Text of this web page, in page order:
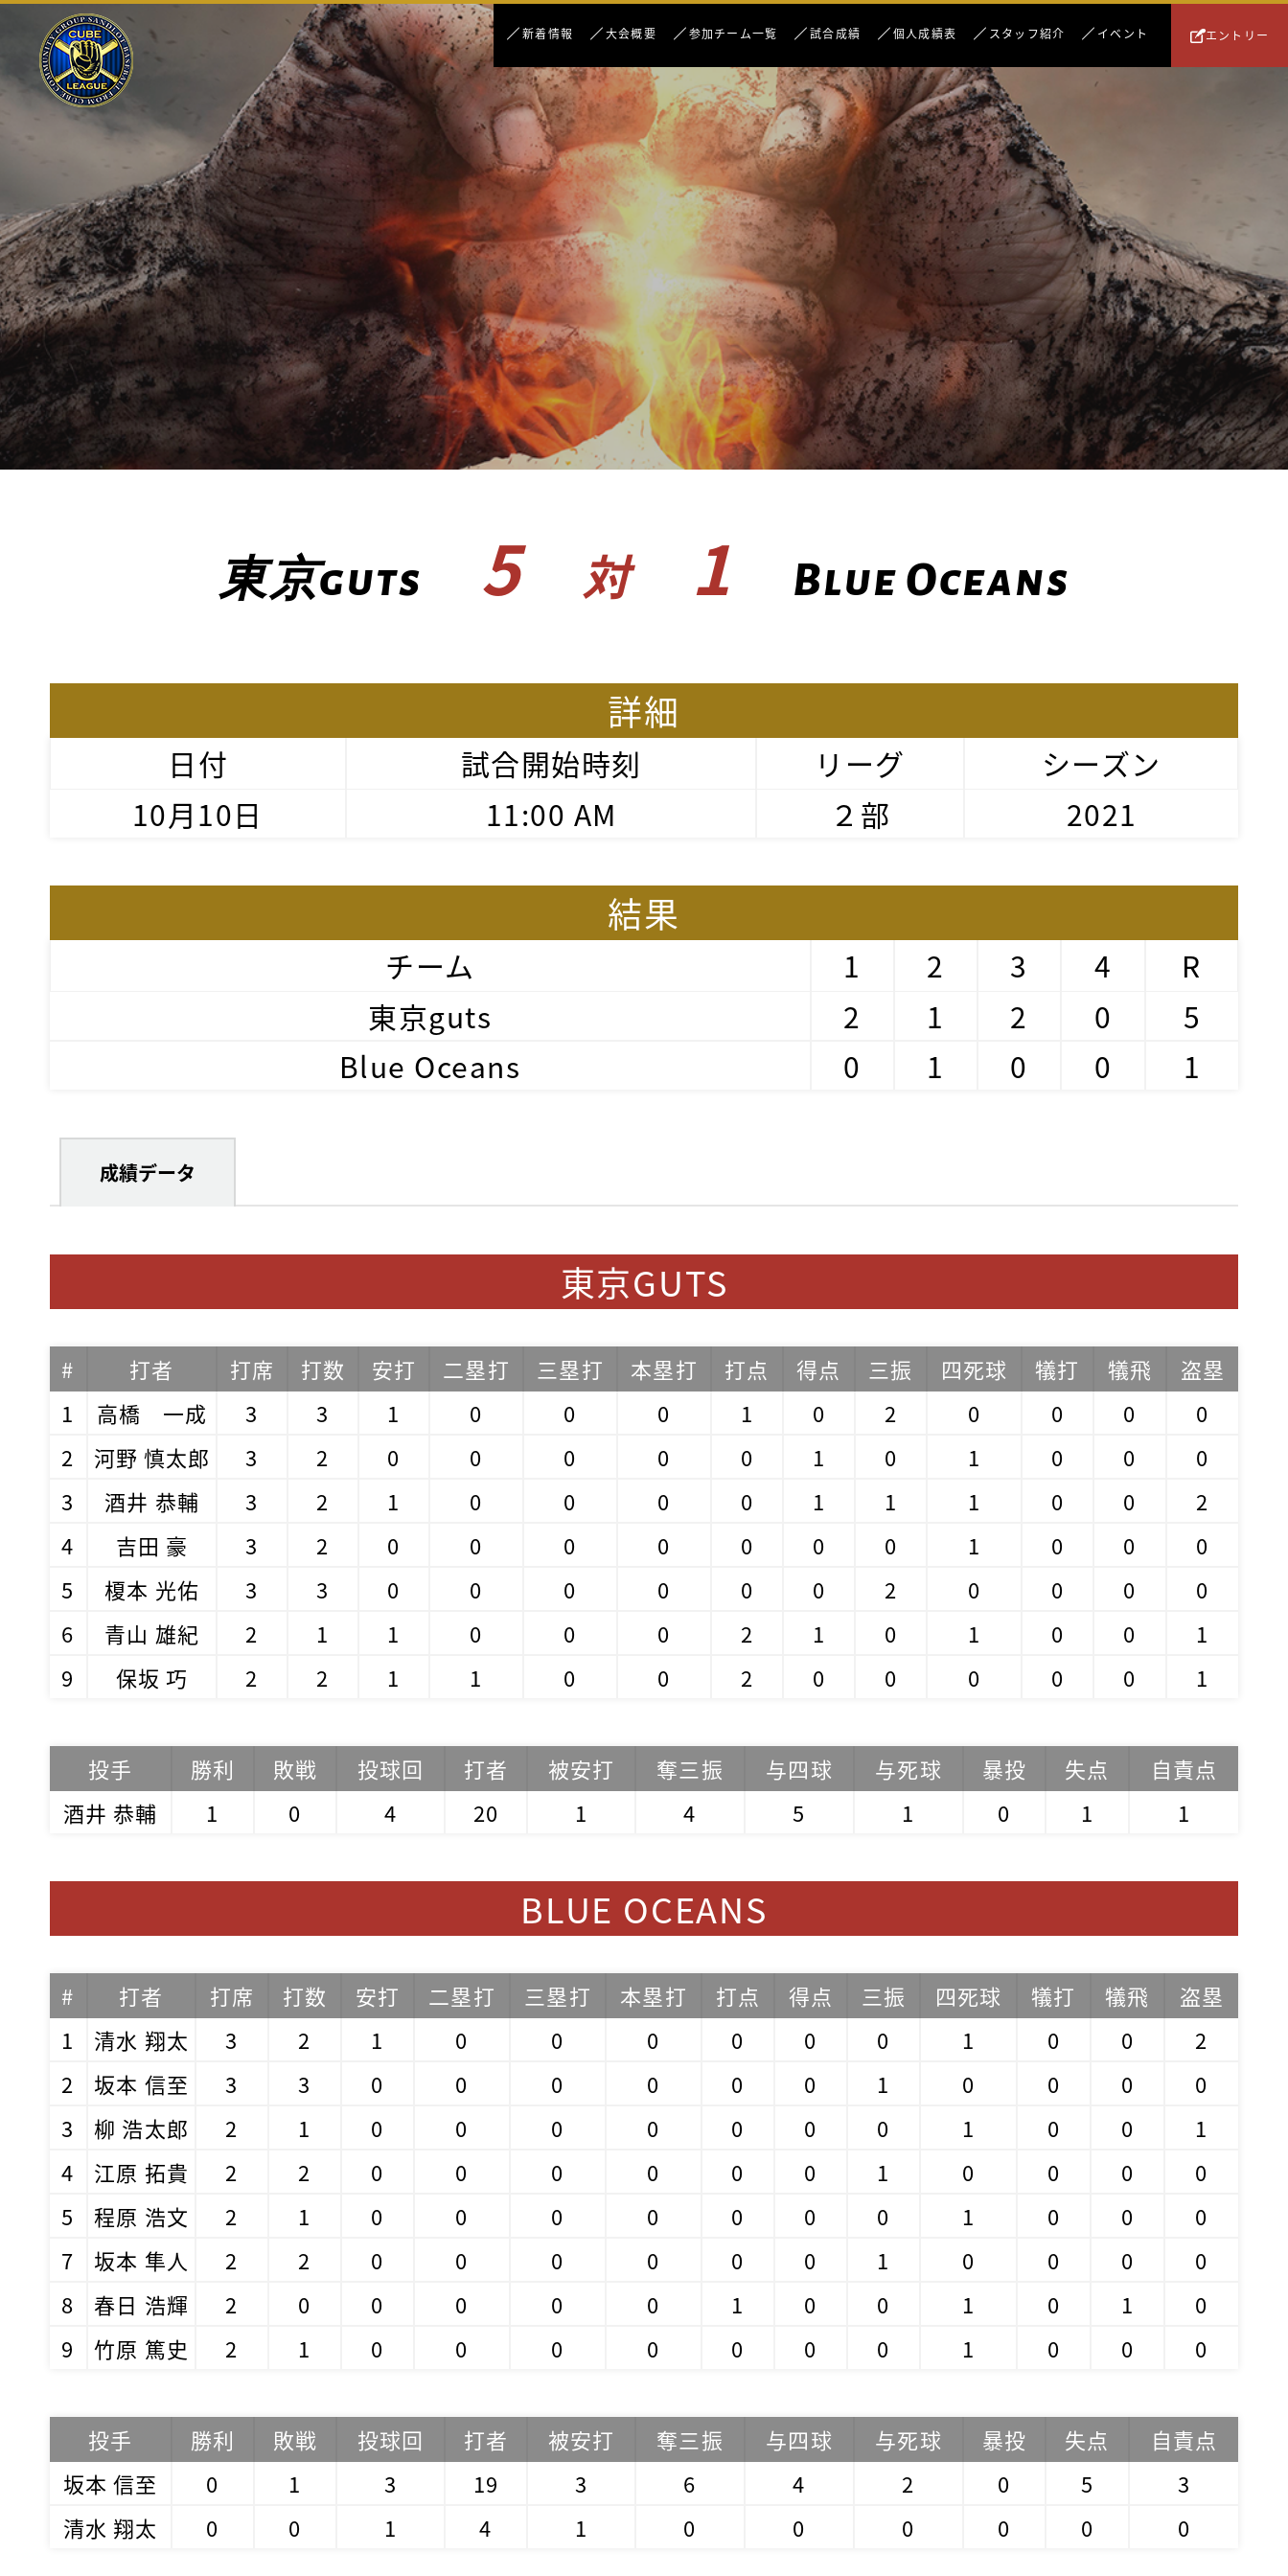
新着情報 大会概要 参加チーム一覧 試合成績 個人成績表 スタッフ紹介 イベント エントリー
東京guts 5 対 1 Blue Oceans
詳細
日付 試合開始時刻 リーグ
シーズン
10月10日
11:00 AM ２部 2021
結果
チーム 1 2 3 4
R
東京guts
2 1 2 0
5
Blue Oceans
0 1 0 0 1
成績データ
東京GUTS
# 打者 打席 打数 安打 二塁打 三塁打 本塁打 打点 得点 三振 四死球 犠打 犠飛
盗塁
1
高橋 一成 3 3 1 0 0 0 1 0 2 0 0 0
0
2
河野 慎太郎 3 2 0 0 0 0 0 1 0 1 0 0
0
3
酒井 恭輔 3 2 1 0 0 0 0 1 1 1 0 0
2
4
吉田 豪 3 2 0 0 0 0 0 0 0 1 0 0
0
5
榎本 光佑 3 3 0 0 0 0 0 0 2 0 0 0
0
6
青山 雄紀 2 1 1 0 0 0 2 1 0 1 0 0
1
9
保坂 巧 2 2 1 1 0 0 2 0 0 0 0 0 1
投手 勝利 敗戦 投球回 打者 被安打 奪三振 与四球 与死球 暴投 失点
自責点
酒井 恭輔
1 0 4 20 1 4 5 1 0 1 1
BLUE OCEANS
# 打者 打席 打数 安打 二塁打 三塁打 本塁打 打点 得点 三振 四死球 犠打 犠飛
盗塁
1
清水 翔太 3 2 1 0 0 0 0 0 0 1 0 0
2
2
坂本 信至 3 3 0 0 0 0 0 0 1 0 0 0
0
3
柳 浩太郎 2 1 0 0 0 0 0 0 0 1 0 0
1
4
江原 拓貴 2 2 0 0 0 0 0 0 1 0 0 0
0
5
程原 浩文 2 1 0 0 0 0 0 0 0 1 0 0
0
7
坂本 隼人 2 2 0 0 0 0 0 0 1 0 0 0
0
8
春日 浩輝 2 0 0 0 0 0 1 0 0 1 0 1
0
9
竹原 篤史 2 1 0 0 0 0 0 0 0 1 0 0 0
投手 勝利 敗戦 投球回 打者 被安打 奪三振 与四球 与死球 暴投 失点
自責点
坂本 信至
0 1 3 19 3 6 4 2 0 5
3
清水 翔太
0 0 1 4 1 0 0 0 0 0 0